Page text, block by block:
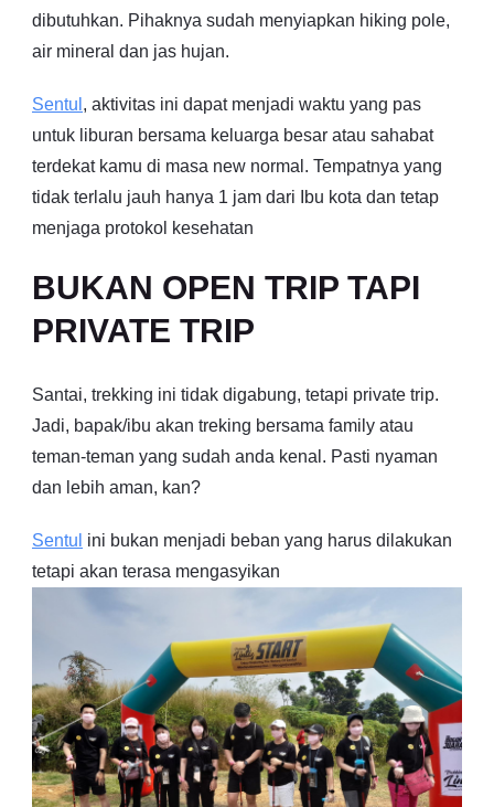
dibutuhkan. Pihaknya sudah menyiapkan hiking pole,
air mineral dan jas hujan.
Sentul , aktivitas ini dapat menjadi waktu yang pas
untuk liburan bersama keluarga besar atau sahabat
terdekat kamu di masa new normal. Tempatnya yang
tidak terlalu jauh hanya 1 jam dari Ibu kota dan tetap
menjaga protokol kesehatan
BUKAN OPEN TRIP TAPI
PRIVATE TRIP
Santai, trekking ini tidak digabung, tetapi private trip.
Jadi, bapak/ibu akan treking bersama family atau
teman-teman yang sudah anda kenal. Pasti nyaman
dan lebih aman, kan?
Sentul ini bukan menjadi beban yang harus dilakukan
tetapi akan terasa mengasyikan